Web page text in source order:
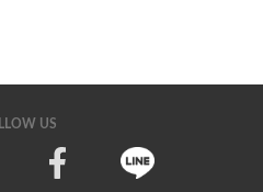
US